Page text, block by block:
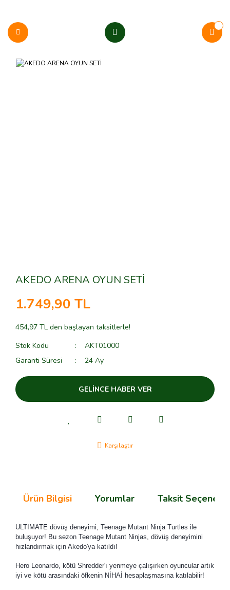
AKEDO ARENA OYUN SETİ
1.749,90 TL
454,97 TL den başlayan taksitlerle!
Stok Kodu
AKT01000
Garanti Süresi
24 Ay
GELİNCE HABER VER
Karşılaştır
Ürün Bilgisi Yorumlar Taksit
ULTIMATE dövüş deneyimi, Teenage Mutant Ninja Turtles ile
buluşuyor! Bu sezon Teenage Mutant Ninjas, dövüş deneyimini
hızlandırmak için Akedo'ya katıldı!
Hero Leonardo, kötü Shredder'ı yenmeye çalışırken oyuncular artık
iyi ve kötü arasındaki öfkenin NİHAİ hesaplaşmasına katılabilir!